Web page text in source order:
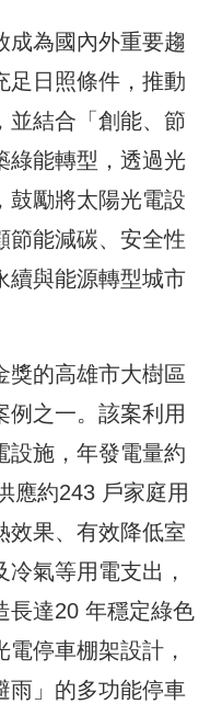
成為國內外重要趨
足日照條件，推動
並結合「創能、節
綠能轉型，透過光
鼓勵將太陽光電設
節能減碳、安全性
續與能源轉型城市
獎的高雄市大樹區
例之一。該案利用
設施，年發電量約
應約243 戶家庭用
效果、有效降低室
氣等用電支出，
長達20 年穩定綠色
停車棚架設計，
雨」的多功能停車